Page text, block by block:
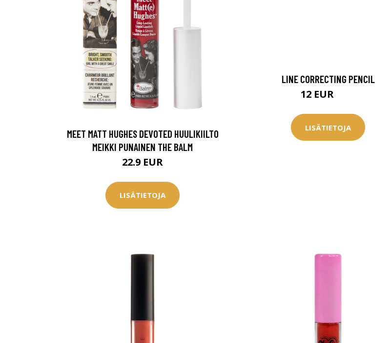
MEET MATT HUGHES DEVOTED HUULIKIILTO
MEIKKI PUNAINEN THE BALM
22.9 EUR
LISÄTIETOJA
LINE CORRECTING PENCIL
12 EUR
LISÄTIETOJA
Sponsoriltamme
IdealofMeD Kauppa
Kaikki IdealofMeDin tuotteet -20 %!
Saat myös -200 € toimenpiteistä, kun varaat
konsultaation